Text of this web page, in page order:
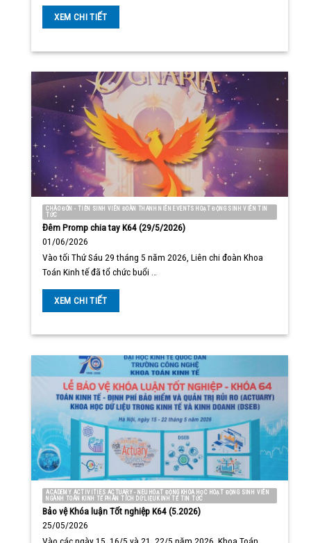
XEM CHI TIẾT
CHÀO ĐÓN - TIỄN SINH VIÊN ĐOÀN THANH NIÊN EVENTS HOẠT ĐỘNG SINH VIÊN TIN
TỨC
Đêm Promp chia tay K64 (29/5/2026)
01/06/2026
Vào tối Thứ Sáu 29 tháng 5 năm 2026, Liên chi đoàn Khoa
Toán Kinh tế đã tổ chức buổi …
XEM CHI TIẾT
ACADEMY ACTIVITIES ACTUARY - NEU HOẠT ĐỘNG KHOA HỌC HOẠT ĐỘNG SINH VIÊN
NGÀNH TOÁN KINH TẾ PHÂN TÍCH DỮ LIỆU KINH TẾ TIN TỨC
Bảo vệ Khóa luận Tốt nghiệp K64 (5.2026)
25/05/2026
Vào các ngày 15, 16/5 và 21, 22/5 năm 2026, Khoa Toán